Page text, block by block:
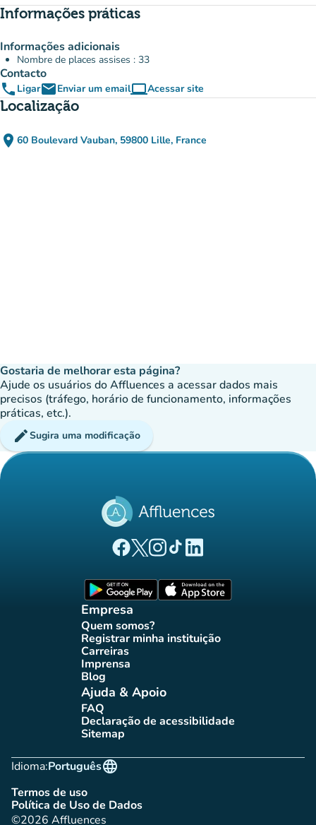
Informações práticas
Informações adicionais
Nombre de places assises : 33
Contacto
phone LigaremailEnviar um emailcomputerAcessar site
(novo separador)
Localização
place 60 Boulevard Vauban, 59800 Lille, France
(abrir no Google Maps)
(novo separador)
Gostaria de melhorar esta página?
Ajude os usuários do Affluences a acessar dados mais
precisos (tráfego, horário de funcionamento, informações
práticas, etc.).
editSugira uma modificação
(novo separador)
(novo separador)
(novo separador)
(novo separador)
(novo separador)
Empresa
Quem somos?(novo separador)
Registrar minha instituição
(novo separador)
Carreiras(novo separador)
Imprensa(novo separador)
Blog(novo separador)
Ajuda & Apoio
FAQ(novo separador)
Declaração de acessibilidade
(novo separador)
Sitemap(novo separador)
Idioma:
language
Português
Termos de uso(novo separador)
Política de Uso de Dados
(novo separador)
©2026 Affluences